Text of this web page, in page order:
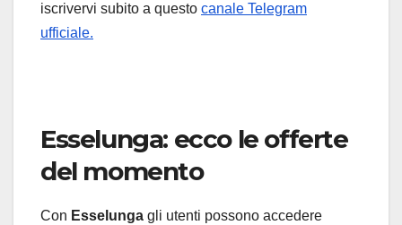
iscrivervi subito a questo canale Telegram
ufficiale.
Esselunga: ecco le offerte
del momento
Con Esselunga gli utenti possono accedere